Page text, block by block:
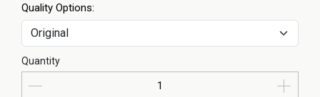
Quality Options:
Quantity